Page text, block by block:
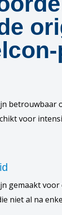
betrouwbaar
voor
gemaakt voor
niet al na